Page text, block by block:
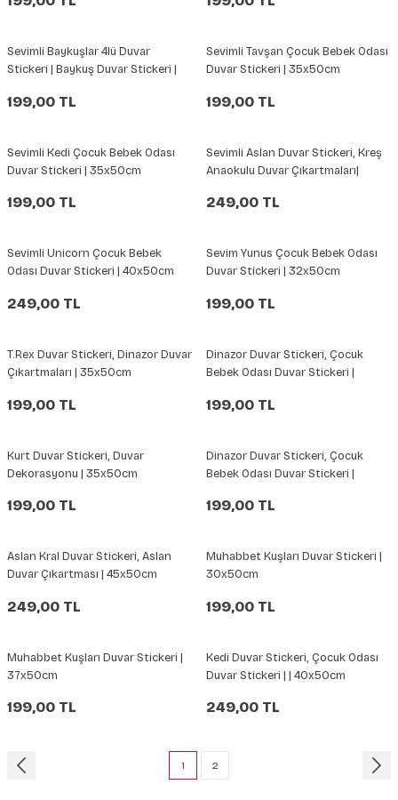
Sevimli Baykuşlar 4lü Duvar
Stickeri | Baykuş Duvar Stickeri |
199,00 TL
Sevimli Tavşan Çocuk Bebek Odası
Duvar Stickeri | 35x50cm
199,00 TL
Sevimli Kedi Çocuk Bebek Odası
Duvar Stickeri | 35x50cm
199,00 TL
Sevimli Aslan Duvar Stickeri, Kreş
Anaokulu Duvar Çıkartmaları|
249,00 TL
Sevimli Unicorn Çocuk Bebek
Odası Duvar Stickeri | 40x50cm
249,00 TL
Sevim Yunus Çocuk Bebek Odası
Duvar Stickeri | 32x50cm
199,00 TL
T.Rex Duvar Stickeri, Dinazor Duvar
Çıkartmaları | 35x50cm
199,00 TL
Dinazor Duvar Stickeri, Çocuk
Bebek Odası Duvar Stickeri |
199,00 TL
Kurt Duvar Stickeri, Duvar
Dekorasyonu | 35x50cm
199,00 TL
Dinazor Duvar Stickeri, Çocuk
Bebek Odası Duvar Stickeri |
199,00 TL
Aslan Kral Duvar Stickeri, Aslan
Duvar Çıkartması | 45x50cm
249,00 TL
Muhabbet Kuşları Duvar Stickeri |
30x50cm
199,00 TL
Muhabbet Kuşları Duvar Stickeri |
37x50cm
199,00 TL
Kedi Duvar Stickeri, Çocuk Odası
Duvar Stickeri | | 40x50cm
249,00 TL
1 2